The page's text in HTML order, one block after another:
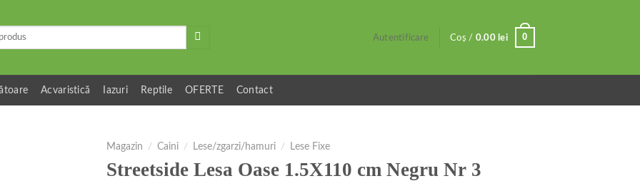
Autentificare Coș / 0.00 lei 0
Acvaristică Iazuri Reptile OFERTE Contact
Magazin / Caini / Lese/zgarzi/hamuri / Lese Fixe
Streetside Lesa Oase 1.5X110 cm Negru Nr 3